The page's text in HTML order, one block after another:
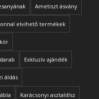
Ametiszt ásvány
elvihető termékek
Exkluzív ajándék
áldás
Karácsonyi asztaldísz